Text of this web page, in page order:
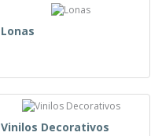
Lonas
Vinilos Decorativos